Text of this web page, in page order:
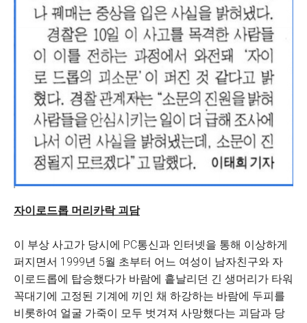
자이로드롭 머리카락 괴담
이 부상 사고가 당시에 PC통신과 인터넷을 통해 이상하게
퍼지면서 1999년 5월 초부터 어느 여성이 남자친구와 자
이로드롭에 탑승했다가 바람에 흩날리던 긴 생머리가 타워
꼭대기에 고정된 기계에 끼인 채 하강하는 바람에 두피를
비롯하여 얼굴 가죽이 모두 벗겨져 사망했다는 괴담과 당